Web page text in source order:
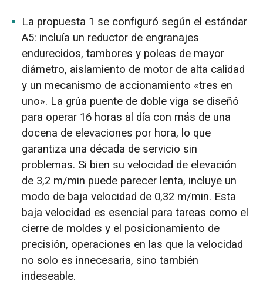
La propuesta 1 se configuró según el estándar
A5: incluía un reductor de engranajes
endurecidos, tambores y poleas de mayor
diámetro, aislamiento de motor de alta calidad
y un mecanismo de accionamiento «tres en
uno». La grúa puente de doble viga se diseñó
para operar 16 horas al día con más de una
docena de elevaciones por hora, lo que
garantiza una década de servicio sin
problemas. Si bien su velocidad de elevación
de 3,2 m/min puede parecer lenta, incluye un
modo de baja velocidad de 0,32 m/min. Esta
baja velocidad es esencial para tareas como el
cierre de moldes y el posicionamiento de
precisión, operaciones en las que la velocidad
no solo es innecesaria, sino también
indeseable.